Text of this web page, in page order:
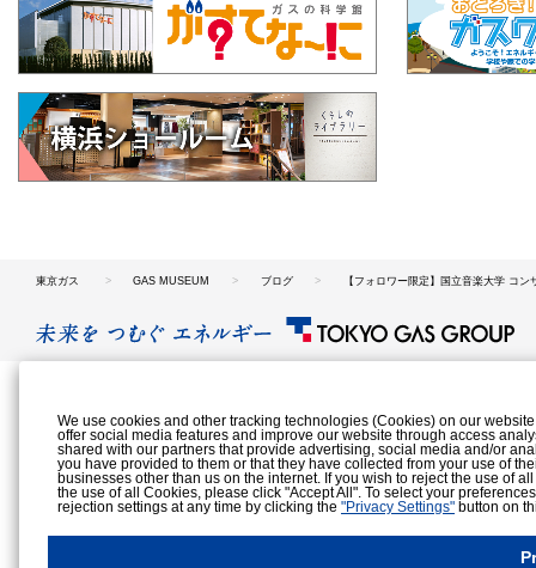
東京ガス GAS MUSEUM ブログ 【フォロワー限定】国立音楽大学 コン
We use cookies and other tracking technologies (Cookies) on our
offer social media features and improve our website through access
shared with our partners that provide advertising, social media and/or
you have provided to them or that they have collected from your use of
businesses other than us on the internet. If you wish to reject the use of
the use of all Cookies, please click "Accept All". To select your
rejection settings at any time by clicking the "Privacy Settings" button on
Cookies Details